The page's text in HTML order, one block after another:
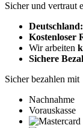
Sicher und vertraut
Kostenloser
Wir arbeiten
Sichere
Sicher bezahlen mit
Nachnahme
Vorauskasse